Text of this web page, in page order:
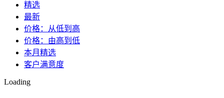
精选
最新
价格：从低到高
价格：由高到低
本月精选
客户满意度
Loading